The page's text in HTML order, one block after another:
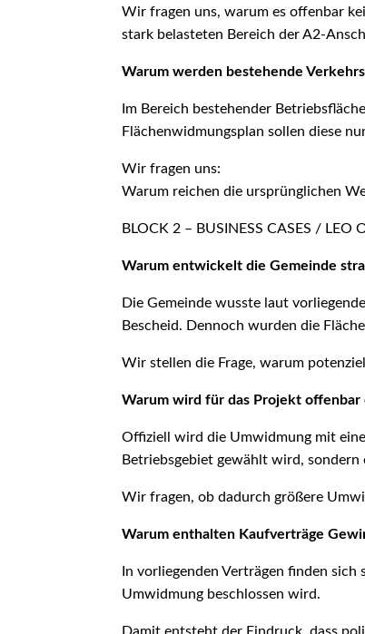
Wir fragen uns, warum es offenbar
stark belasteten Bereich der A2-
Warum werden bestehende
Im Bereich bestehender
Flächenwidmungsplan sollen diese
Wir fragen uns:
Warum reichen die ursprünglichen
BLOCK 2 – BUSINESS CASES / LEO
Warum entwickelt die Gemeinde
Die Gemeinde wusste laut
Bescheid. Dennoch wurden die
Wir stellen die Frage, warum
Warum wird für das Projekt
Offiziell wird die Umwidmung mit
Betriebsgebiet gewählt wird,
Wir fragen, ob dadurch größere
Warum enthalten Kaufverträge
In vorliegenden Verträgen finden
Umwidmung beschlossen wird.